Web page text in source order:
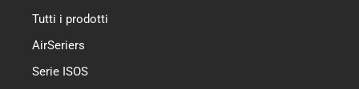
Tutti i prodotti
AirSeriers
Serie ISOS